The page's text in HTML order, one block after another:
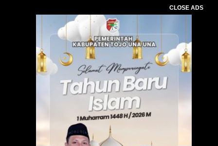
CLOSE ADS